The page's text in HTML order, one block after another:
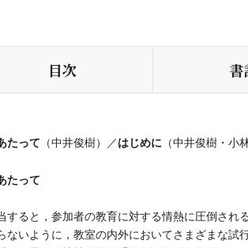
目次 書
たって （中井俊樹）／はじめに （中井俊樹・小
たって
ると，参加者の教育に対する情熱に圧倒され
ないように，教室の内外においてさまざまな試